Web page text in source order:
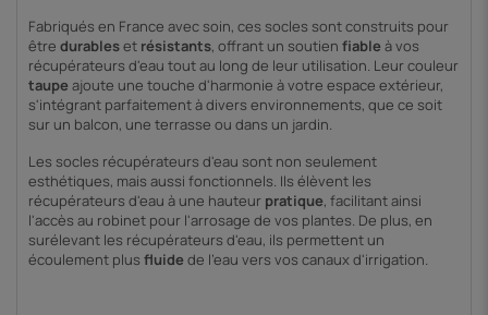
Fabriqués en France avec soin, ces socles sont construits pour
être durableset résistants, offrant un soutien fiable à vos
récupérateurs d'eau tout au long de leur utilisation. Leur couleur
taupe ajoute une touche d'harmonie à votre espace extérieur,
s'intégrant parfaitement à divers environnements, que ce soit
sur un balcon, une terrasse ou dans un jardin.
Les socles récupérateurs d'eau sont non seulement
esthétiques, mais aussi fonctionnels. Ils élèvent les
récupérateurs d'eau à une hauteur pratique, facilitant ainsi
l'accès au robinet pour l'arrosage de vos plantes. De plus, en
surélevant les récupérateurs d'eau, ils permettent un
écoulement plus fluide de l'eau vers vos canaux d'irrigation.